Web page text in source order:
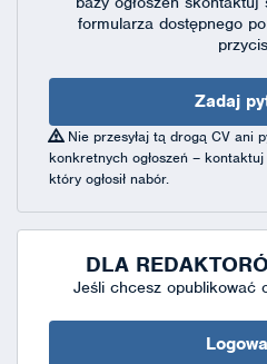
formularza dostępnegopo
Zadaj
Nie przesyłaj tą drogą CV ani
konkretnych ogłoszeń –
który ogłosił nabór.
DLA
Jeśli chcesz opublikować